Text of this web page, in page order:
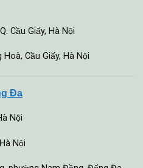
Cầu Giấy, Hà Nội
Cầu Giấy, Hà Nội
Đa
Nội
Nội